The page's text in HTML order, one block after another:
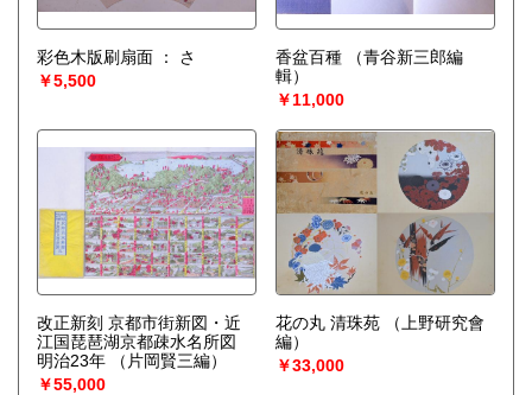
彩色木版刷扇面 ： さ
￥5,500
香盆百種
（青谷新三郎編
輯）
￥11,000
改正新刻 京都市街新図・近
江国琵琶湖京都疎水名所図
明治23年
（片岡賢三編）
￥55,000
花の丸 清珠苑
（上野研究會
編）
￥33,000